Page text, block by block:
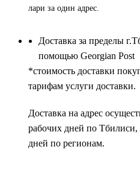
лари за один адрес.
Доставка за пределы
помощью Georgian Post
*cтоимость доставки
тарифам услуги доставки.
Доставка на адрес
рабочих дней по Тбилиси,
дней по регионам.